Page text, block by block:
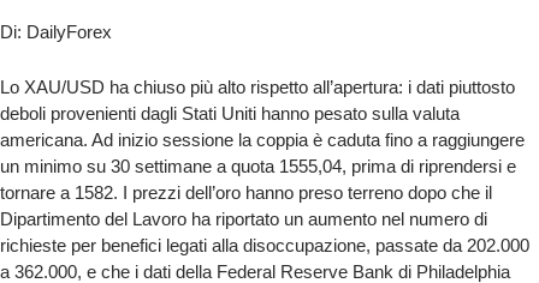
Di: DailyForex
Lo XAU/USD ha chiuso più alto rispetto all’apertura: i dati piuttosto
deboli provenienti dagli Stati Uniti hanno pesato sulla valuta
americana. Ad inizio sessione la coppia è caduta fino a raggiungere
un minimo su 30 settimane a quota 1555,04, prima di riprendersi e
tornare a 1582. I prezzi dell’oro hanno preso terreno dopo che il
Dipartimento del Lavoro ha riportato un aumento nel numero di
richieste per benefici legati alla disoccupazione, passate da 202.000
a 362.000, e che i dati della Federal Reserve Bank di Philadelphia